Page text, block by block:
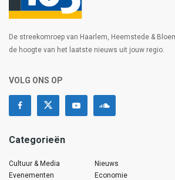
De streekomroep van Haarlem, Heemstede &
de hoogte van het laatste nieuws uit jouw regio.
VOLG ONS OP
Categorieën
Cultuur & Media
Evenementen
Nieuws
Economie